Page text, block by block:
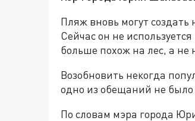
Пляж вновь могут
Сейчас он не
больше похож на лес, а не
Возобновить некогда
одно из обещаний не было
По словам мэра города